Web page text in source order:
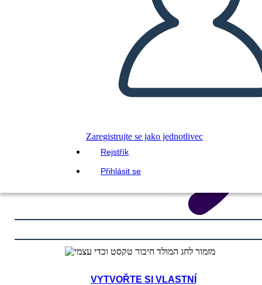
Zaregistrujte se jako jednotlivec
Rejstřík
Přihlásit se
VYTVOŘTE SI VLASTNÍ